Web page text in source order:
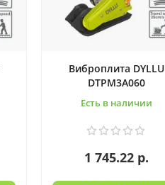
Виброплита DYLLU
DTPM3A060
Есть в наличии
1 745.22 р.